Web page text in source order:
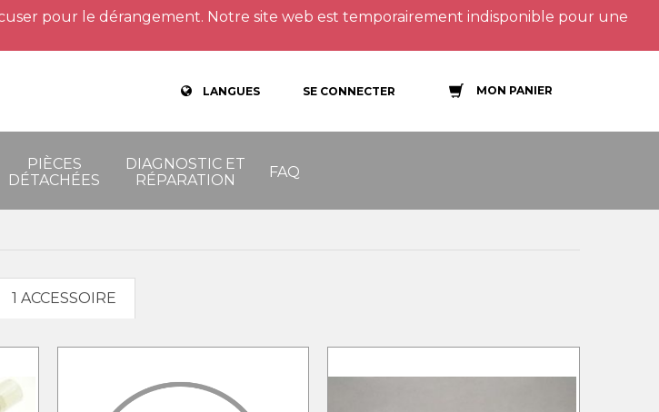
pour le dérangement. Notre site web est temporairement indisponible pour une
LANGUES SE CONNECTER MON PANIER
PIÈCES
DÉTACHÉES
DIAGNOSTIC ET
RÉPARATION
FAQ
1 ACCESSOIRE